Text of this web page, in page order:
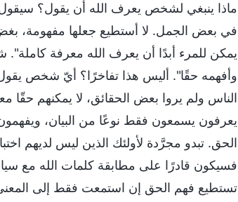
ماذا ينبغي لشخص يعرف الله أن يقول؟
في بعض الجمل. لا أستطيع جعلها مفهومة،
يمكن للمرء أبدًا أن يعرف الله معرفة
وأفهمه حقًا". أليس هذا تفاخرًا؟ أيّ شخص
الناس ولم يروا بعض الحقائق، لا يمكنهم حقّا
يعرفون يسمعون فقط نوعًا من البيان،
الحق. تبدو مجرَّدة لأولئك الذين ليس لديهم
فسيكون قادرًا على مطابقة كلمات الله مع
تستطيع فهم الحق إن استمعت فقط إلى